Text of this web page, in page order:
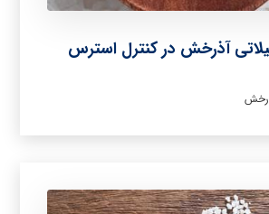
آذرخش در کنترل استرس